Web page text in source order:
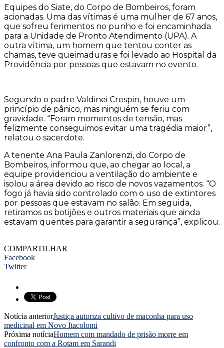
Equipes do Siate, do Corpo de Bombeiros, foram
acionadas. Uma das vítimas é uma mulher de 67 anos,
que sofreu ferimentos no punho e foi encaminhada
para a Unidade de Pronto Atendimento (UPA). A
outra vítima, um homem que tentou conter as
chamas, teve queimaduras e foi levado ao Hospital da
Providência por pessoas que estavam no evento.
Segundo o padre Valdinei Crespin, houve um
princípio de pânico, mas ninguém se feriu com
gravidade. “Foram momentos de tensão, mas
felizmente conseguimos evitar uma tragédia maior”,
relatou o sacerdote.
A tenente Ana Paula Zanlorenzi, do Corpo de
Bombeiros, informou que, ao chegar ao local, a
equipe providenciou a ventilação do ambiente e
isolou a área devido ao risco de novos vazamentos. “O
fogo já havia sido controlado com o uso de extintores
por pessoas que estavam no salão. Em seguida,
retiramos os botijões e outros materiais que ainda
estavam quentes para garantir a segurança”, explicou.
COMPARTILHAR
Facebook
Twitter
Notícia anteriorJustiça autoriza cultivo de maconha para uso
medicinal em Novo Itacolomi
Próxima notíciaHomem com mandado de prisão morre em
confronto com a Rotam em Sarandi